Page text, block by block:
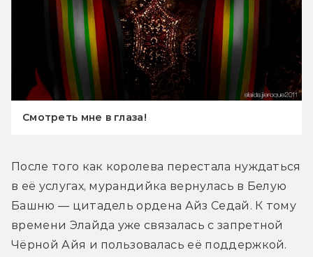
Смотреть мне в глаза!
После того как королева перестала нуждаться
в её услугах, мурандийка вернулась в Белую
Башню — цитадель ордена Айз Седай. К тому
времени Элайда уже связалась с запретной
Чёрной Айя и пользовалась её поддержкой.